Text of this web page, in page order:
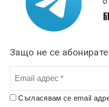
Защо не се
Съгласявам се email